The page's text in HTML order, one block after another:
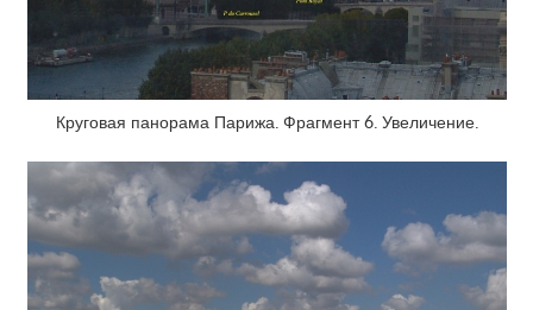
Круговая панорама Парижа. Фрагмент 6. Увеличение.